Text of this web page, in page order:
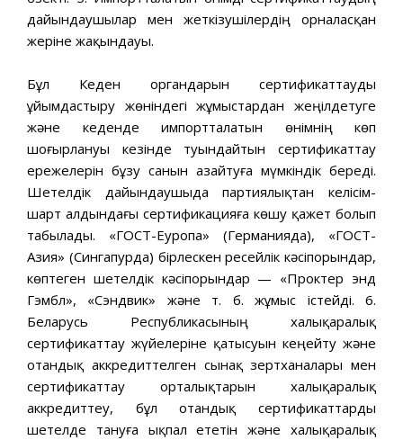
дайындаушылар мен жеткізушілердің орналасқан
жеріне жақындауы.
Бұл Кеден органдарын сертификаттауды
ұйымдастыру жөніндегі жұмыстардан жеңілдетуге
және кеденде импортталатын өнімнің көп
шоғырлануы кезінде туындайтын сертификаттау
ережелерін бұзу санын азайтуға мүмкіндік береді.
Шетелдік дайындаушыда партиялықтан келісім-
шарт алдындағы сертификацияға көшу қажет болып
табылады. «ГОСТ-Еуропа» (Германияда), «ГОСТ-
Азия» (Сингапурда) бірлескен ресейлік кәсіпорындар,
көптеген шетелдік кәсіпорындар — «Проктер энд
Гэмбл», «Сэндвик» және т. б. жұмыс істейді. 6.
Беларусь Республикасының халықаралық
сертификаттау жүйелеріне қатысуын кеңейту және
отандық аккредиттелген сынақ зертханалары мен
сертификаттау орталықтарын халықаралық
аккредиттеу, бұл отандық сертификаттарды
шетелде тануға ықпал ететін және халықаралық